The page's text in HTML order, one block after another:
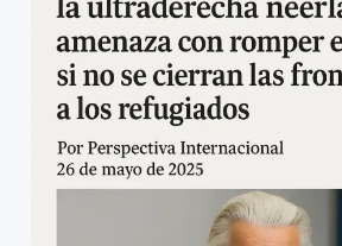
ultimátum,
ultraderecha
neerlandesa
amenaza